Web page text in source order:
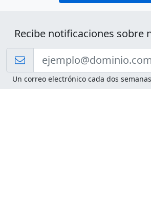
Recibe notificaciones sobre
Un correo electrónico cada dos